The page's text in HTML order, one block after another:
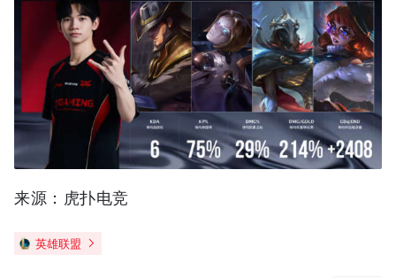
来源：虎扑电竞
英雄联盟